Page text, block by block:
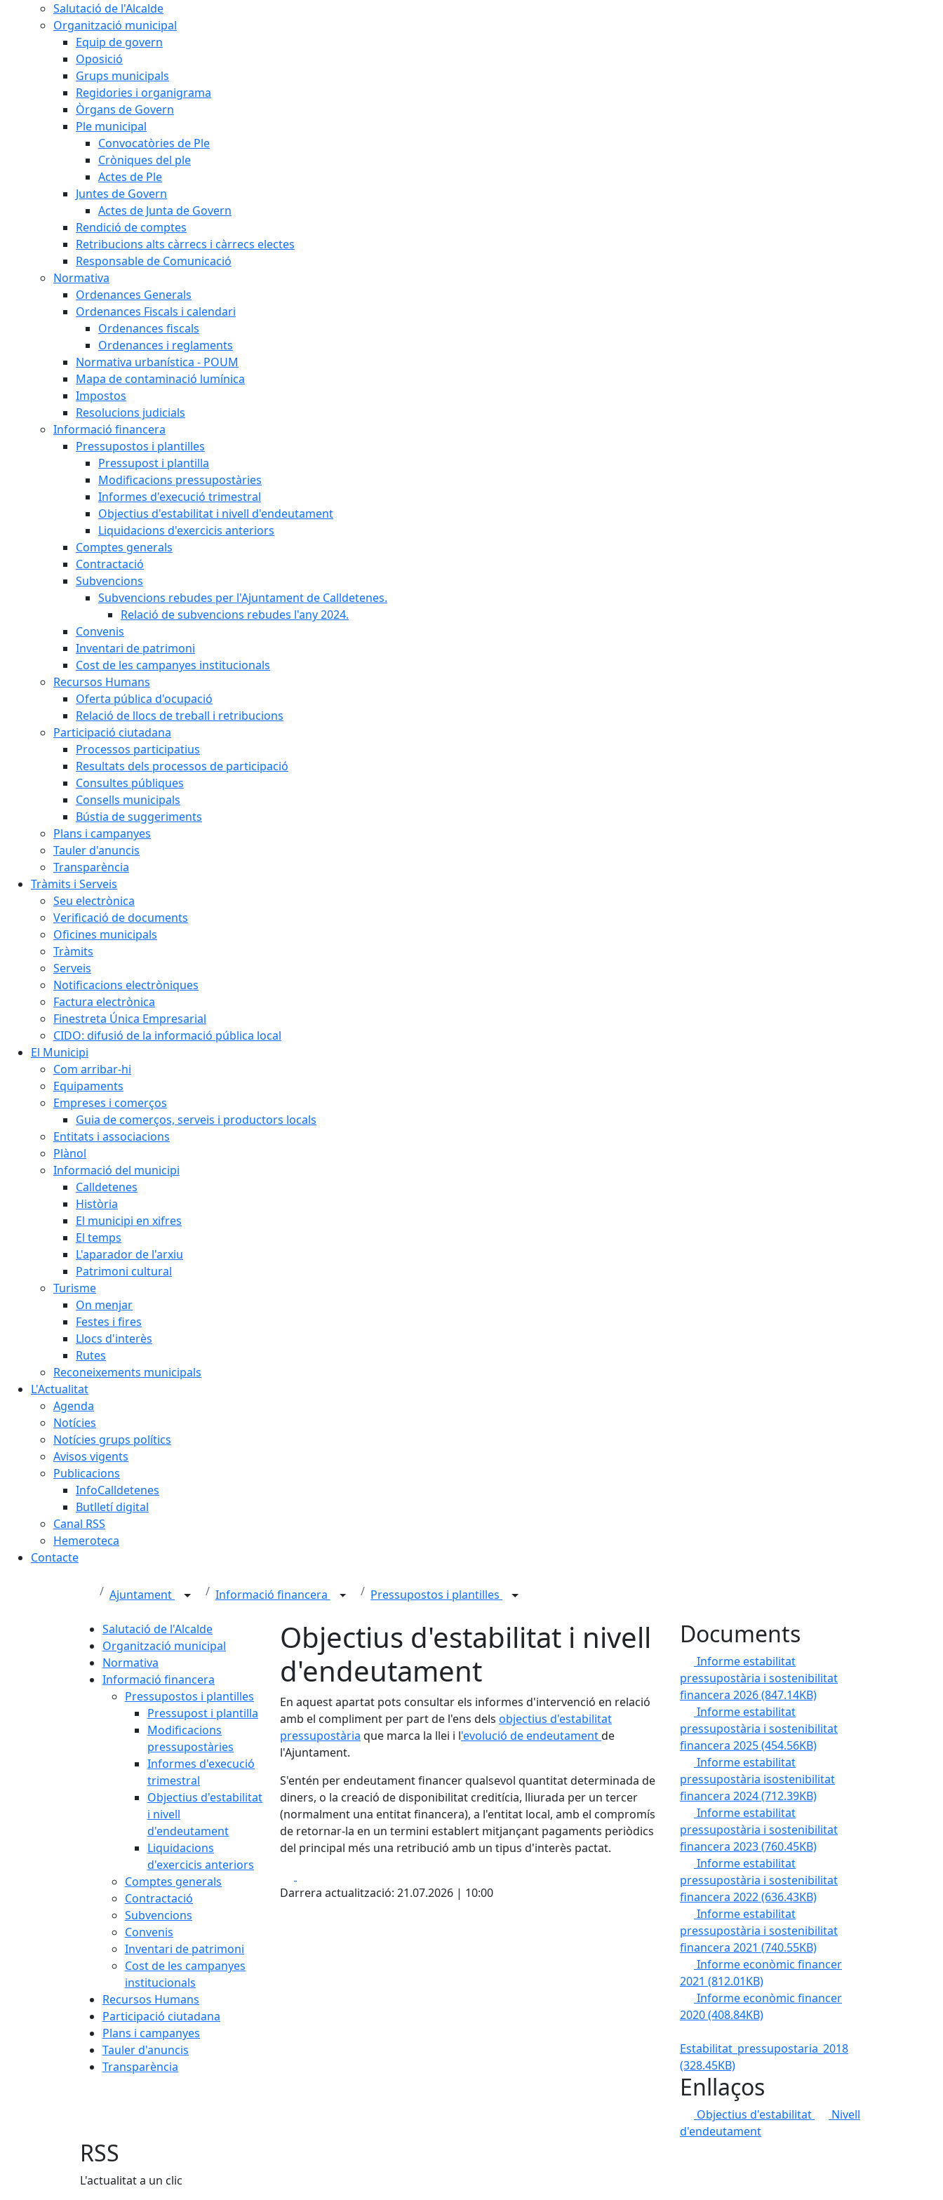
Salutació de l'Alcalde
Organització municipal
Equip de govern
Oposició
Grups municipals
Regidories i organigrama
Òrgans de Govern
Ple municipal
Convocatòries de Ple
Cròniques del ple
Actes de Ple
Juntes de Govern
Actes de Junta de Govern
Rendició de comptes
Retribucions alts càrrecs i càrrecs electes
Responsable de Comunicació
Normativa
Ordenances Generals
Ordenances Fiscals i calendari
Ordenances fiscals
Ordenances i reglaments
Normativa urbanística - POUM
Mapa de contaminació lumínica
Impostos
Resolucions judicials
Informació financera
Pressupostos i plantilles
Pressupost i plantilla
Modificacions pressupostàries
Informes d'execució trimestral
Objectius d'estabilitat i nivell d'endeutament
Liquidacions d'exercicis anteriors
Comptes generals
Contractació
Subvencions
Subvencions rebudes per l'Ajuntament de Calldetenes.
Relació de subvencions rebudes l'any 2024.
Convenis
Inventari de patrimoni
Cost de les campanyes institucionals
Recursos Humans
Oferta pública d'ocupació
Relació de llocs de treball i retribucions
Participació ciutadana
Processos participatius
Resultats dels processos de participació
Consultes públiques
Consells municipals
Bústia de suggeriments
Plans i campanyes
Tauler d'anuncis
Transparència
Tràmits i Serveis
Seu electrònica
Verificació de documents
Oficines municipals
Tràmits
Serveis
Notificacions electròniques
Factura electrònica
Finestreta Única Empresarial
CIDO: difusió de la informació pública local
El Municipi
Com arribar-hi
Equipaments
Empreses i comerços
Guia de comerços, serveis i productors locals
Entitats i associacions
Plànol
Informació del municipi
Calldetenes
Història
El municipi en xifres
El temps
L'aparador de l'arxiu
Patrimoni cultural
Turisme
On menjar
Festes i fires
Llocs d'interès
Rutes
Reconeixements municipals
L'Actualitat
Agenda
Notícies
Notícies grups polítics
Avisos vigents
Publicacions
InfoCalldetenes
Butlletí digital
Canal RSS
Hemeroteca
Contacte
Ajuntament Informació financera Pressupostos i plantilles
Salutació de l'Alcalde
Organització municipal
Normativa
Informació financera
Pressupostos i plantilles
Pressupost i plantilla
Modificacions
pressupostàries
Informes d'execució
trimestral
Objectius d'estabilitat
i nivell
d'endeutament
Liquidacions
d'exercicis anteriors
Comptes generals
Contractació
Subvencions
Convenis
Inventari de patrimoni
Cost de les campanyes
institucionals
Recursos Humans
Participació ciutadana
Plans i campanyes
Tauler d'anuncis
Transparència
Objectius d'estabilitat i nivell
d'endeutament
En aquest apartat pots consultar els informes d'intervenció en relació
amb el compliment per part de l'ens dels objectius d'estabilitat
pressupostària que marca la llei i l'evolució de endeutamentde
l'Ajuntament.
S'entén per endeutament financer qualsevol quantitat determinada de
diners, o la creació de disponibilitat creditícia, lliurada per un tercer
(normalment una entitat financera), a l'entitat local, amb el compromís
de retornar-la en un termini establert mitjançant pagaments periòdics
del principal més una retribució amb un tipus d'interès pactat.
Darrera actualització: 21.07.2026 | 10:00
Documents
Informe estabilitat
pressupostària i sostenibilitat
financera 2026(847.14KB)
Informe estabilitat
pressupostària i sostenibilitat
financera 2025(454.56KB)
Informe estabilitat
pressupostària isostenibilitat
financera 2024(712.39KB)
Informe estabilitat
pressupostària i sostenibilitat
financera 2023(760.45KB)
Informe estabilitat
pressupostària i sostenibilitat
financera 2022(636.43KB)
Informe estabilitat
pressupostària i sostenibilitat
financera 2021 (740.55KB)
Informe econòmic financer
2021 (812.01KB)
Informe econòmic financer
2020(408.84KB)
Estabilitat_pressupostaria_2018
(328.45KB)
Enllaços
Objectius d'estabilitat
Nivell
d'endeutament
RSS
L'actualitat a un clic